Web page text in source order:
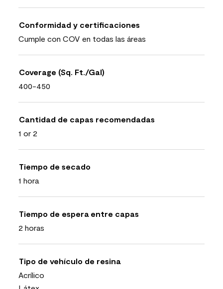
Conformidad y certificaciones
Cumple con COV en todas las áreas
Coverage (Sq. Ft./Gal)
400-450
Cantidad de capas recomendadas
1 or 2
Tiempo de secado
1 hora
Tiempo de espera entre capas
2 horas
Tipo de vehículo de resina
Acrílico